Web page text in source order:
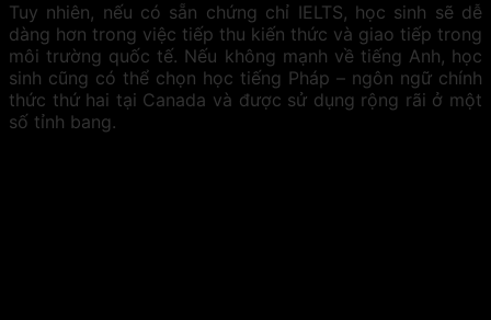
Tuy nhiên, nếu có sẵn chứng chỉ IELTS, học sinh sẽ dễ
dàng hơn trong việc tiếp thu kiến thức và giao tiếp trong
môi trường quốc tế. Nếu không mạnh về tiếng Anh, học
sinh cũng có thể chọn học tiếng Pháp – ngôn ngữ chính
thức thứ hai tại Canada và được sử dụng rộng rãi ở một
số tỉnh bang.